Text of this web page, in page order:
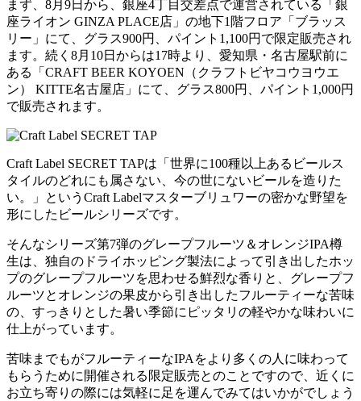
まず、8月9日から、銀座4丁目交差点で運営されている「銀
座ライオン GINZA PLACE店」の地下1階フロア「ブラッス
リー」にて、グラス900円、パイント1,100円で限定販売され
ます。続く8月10日からは17時より、愛知県・名古屋駅前に
ある「CRAFT BEER KOYOEN（クラフトビヤコウヨウエ
ン） KITTE名古屋店」にて、グラス800円、パイント1,000円
で販売されます。
Craft Label SECRET TAPは「世界に100種以上あるビールス
タイルのどれにも属さない、今の世にないビールを造りた
い。」というCraft Labelマスターブリュワーの密かな野望を
形にしたビールシリーズです。
そんなシリーズ第7弾のグレープフルーツ＆オレンジIPA樽
生は、独自のドライホッピング製法によって引き出したホッ
プのグレープフルーツを思わせる鮮烈な香りと、グレープフ
ルーツとオレンジの果皮から引き出したフルーティーな苦味
の、すっきりとした暑い季節にピッタリの軽やかな味わいに
仕上がっています。
苦味までもがフルーティーなIPAをより多くの人に味わって
もらうために開催される限定販売とのことですので、近くに
お立ち寄りの際には気軽に足を運んでみてはいかがでしょう